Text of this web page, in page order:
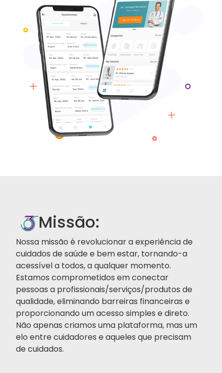
Missão:
Nossa missão é revolucionar a experiência de
cuidados de saúde e bem estar, tornando-a
acessível a todos, a qualquer momento.
Estamos comprometidos em conectar
pessoas a profissionais/serviços/produtos de
qualidade, eliminando barreiras financeiras e
proporcionando um acesso simples e direto.
Não apenas criamos uma plataforma, mas um
elo entre cuidadores e aqueles que precisam
de cuidados.